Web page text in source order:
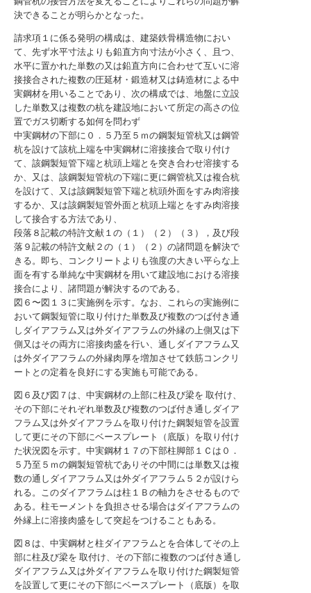
決できることが明らかとなった。
請求項１に係る発明の構成は、建築鉄骨構造物におい
て、先ず水平寸法よりも鉛直方向寸法が小さく、且つ、
水平に置かれた単数の又は鉛直方向に合わせて互いに溶
接接合された複数の圧延材・鍛造材又は鋳造材による中
実鋼材を用いることであり、次の構成では、地盤に立設
した単数又は複数の杭を建設地において所定の高さの位
置でガス切断する如何を問わず
中実鋼材の下部に０．５乃至５ｍの鋼製短管杭又は鋼管
杭を設けて該杭上端を中実鋼材に溶接接合で取り付け
て、該鋼製短管下端と杭頭上端とを突き合わせ溶接する
か、又は、該鋼製短管杭の下端に更に鋼管杭又は複合杭
を設けて、又は該鋼製短管下端と杭頭外面をすみ肉溶接
するか、又は該鋼製短管外面と杭頭上端とをすみ肉溶接
して接合する方法であり、
段落８記載の特許文献１の（１）（２）（３），及び段
落９記載の特許文献２の（１）（２）の諸問題を解決で
きる。即ち、コンクリートよりも強度の大きい平らな上
面を有する単純な中実鋼材を用いて建設地における溶接
接合により、諸問題が解決するのである。
図６〜図１３に実施例を示す。なお、これらの実施例に
おいて鋼製短管に取り付けた単数及び複数のつば付き通
しダイアフラム又は外ダイアフラムの外縁の上側又は下
側又はその両方に溶接肉盛を行い、通しダイアフラム又
は外ダイアフラムの外縁肉厚を増加させて鉄筋コンクリ
ートとの定着を良好にする実施も可能である。
図６及び図７は、中実鋼材の上部に柱及び梁を 取付け、
その下部にそれぞれ単数及び複数のつば付き通しダイア
フラム又は外ダイアフラムを取り付けた鋼製短管を設置
して更にその下部にベースプレート（底版）を取り付け
た状況図を示す。中実鋼材１７の下部柱脚部１Ｃは０．
５乃至５ｍの鋼製短管杭でありその中間には単数又は複
数の通しダイアフラム又は外ダイアフラム５２が設けら
れる。このダイアフラムは柱１Ｂの軸力をさせるもので
ある。柱モーメントを負担させる場合はダイアフラムの
外縁上に溶接肉盛をして突起をつけることもある。
図８は、中実鋼材と柱ダイアフラムとを合体してその上
部に柱及び梁を 取付け、その下部に複数のつば付き通し
ダイアフラム又は外ダイアフラムを取り付けた鋼製短管
を設置して更にその下部にベースプレート（底版）を取